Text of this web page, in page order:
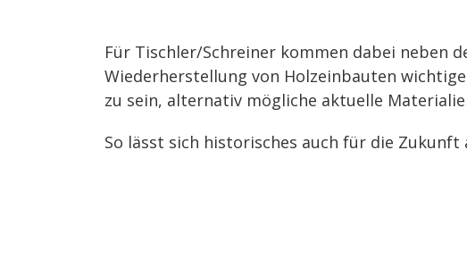
Für Tischler/Schreiner kommen dabei neben
Wiederherstellung von Holzeinbauten
zu sein, alternativ mögliche aktuelle
So lässt sich historisches auch für die